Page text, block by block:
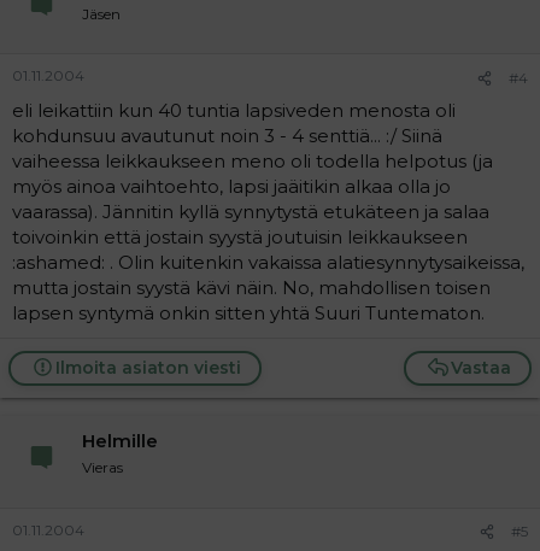
Jäsen
01.11.2004 #4
eli leikattiin kun 40 tuntia lapsiveden menosta oli
kohdunsuu avautunut noin 3 - 4 senttiä... :/ Siinä
vaiheessa leikkaukseen meno oli todella helpotus (ja
myös ainoa vaihtoehto, lapsi jaäitikin alkaa olla jo
vaarassa). Jännitin kyllä synnytystä etukäteen ja salaa
toivoinkin että jostain syystä joutuisin leikkaukseen
:ashamed: . Olin kuitenkin vakaissa alatiesynnytysaikeissa,
mutta jostain syystä kävi näin. No, mahdollisen toisen
lapsen syntymä onkin sitten yhtä Suuri Tuntematon.
Vastaa
Ilmoita asiaton viesti
Helmille
Vieras
01.11.2004 #5